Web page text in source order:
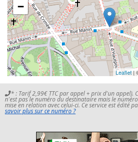
−
Leaflet|
* : Tarif 2,99€ TTC par appel + prix d'un appel).
n'est pas le numéro du destinataire mais le
mise en relation avec celui-ci. Ce service est édité
savoir plus sur ce numéro ?